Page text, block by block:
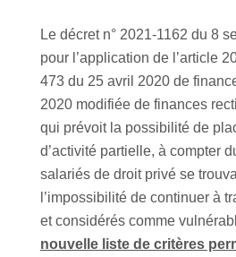
Le décret n° 2021-1162 du 8
pour l’application de l’article
473 du 25 avril 2020 de
2020 modifiée de finances
qui prévoit la possibilité de
d’activité partielle, à compter
salariés de droit privé se
l’impossibilité de continuer à
et considérés comme
nouvelle liste de critères